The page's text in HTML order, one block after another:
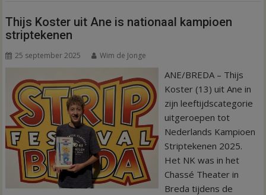
Thijs Koster uit Ane is nationaal kampioen
striptekenen
25 september 2025 Wim de Jonge
ANE/BREDA – Thijs
Koster (13) uit Ane in
zijn leeftijdscategorie
uitgeroepen tot
Nederlands Kampioen
Striptekenen 2025.
Het NK was in het
Chassé Theater in
Breda tijdens de